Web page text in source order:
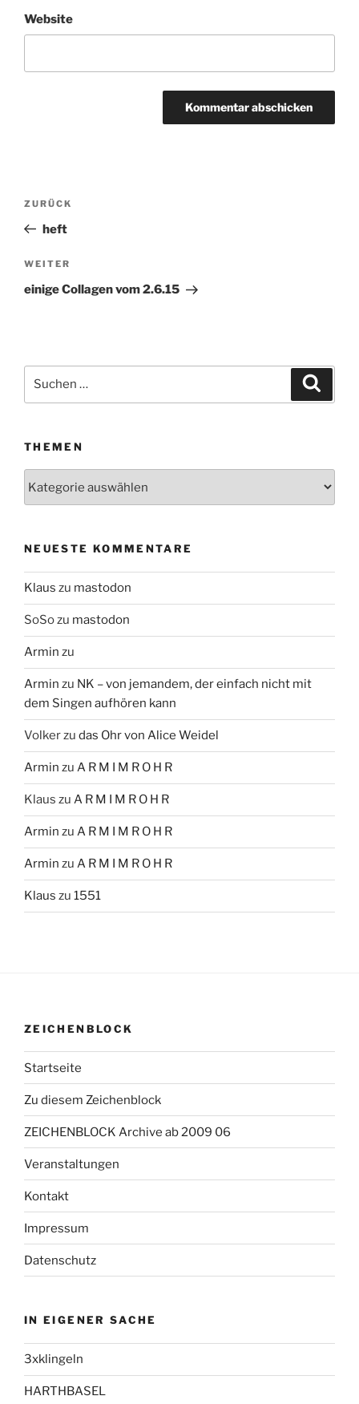
Website
Beitragsnavigation
Vorheriger
Beitrag
ZURÜCK
heft
Nächster
Beitrag
WEITER
einige Collagen vom 2.6.15
Suchen
THEMEN
NEUESTE KOMMENTARE
Klaus zu mastodon
SoSozu mastodon
Armin zu
Armin zu NK – von jemandem, der einfach nicht mit
dem Singen aufhören kann
Volkerzu das Ohr von Alice Weidel
Armin zu A R M I M R O H R
Klaus zu A R M I M R O H R
Armin zu A R M I M R O H R
Armin zu A R M I M R O H R
Klaus zu 1551
ZEICHENBLOCK
Startseite
Zu diesem Zeichenblock
ZEICHENBLOCK Archive ab 2009 06
Veranstaltungen
Kontakt
Impressum
Datenschutz
IN EIGENER SACHE
3xklingeln
HARTHBASEL